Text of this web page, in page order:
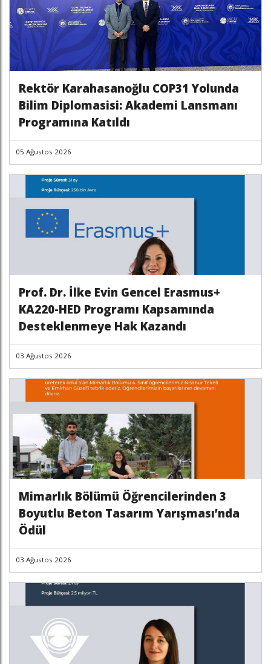
Rektör Karahasanoğlu COP31 Yolunda
Bilim Diplomasisi: Akademi Lansmanı
Programına Katıldı
05 Ağustos 2026
Prof. Dr. İlke Evin Gencel Erasmus+
KA220-HED Programı Kapsamında
Desteklenmeye Hak Kazandı
03 Ağustos 2026
Mimarlık Bölümü Öğrencilerinden 3
Boyutlu Beton Tasarım Yarışması’nda
Ödül
03 Ağustos 2026